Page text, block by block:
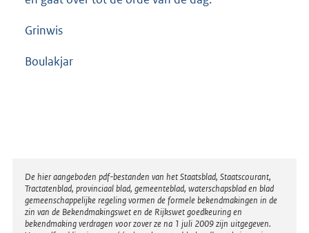
Grinwis
Boulakjar
Disclaimer
De hier aangeboden pdf-bestanden van het Staatsblad, Staatscourant,
Tractatenblad, provinciaal blad, gemeenteblad, waterschapsblad en blad
gemeenschappelijke regeling vormen de formele bekendmakingen in de
zin van de Bekendmakingswet en de Rijkswet goedkeuring en
bekendmaking verdragen voor zover ze na 1 juli 2009 zijn uitgegeven.